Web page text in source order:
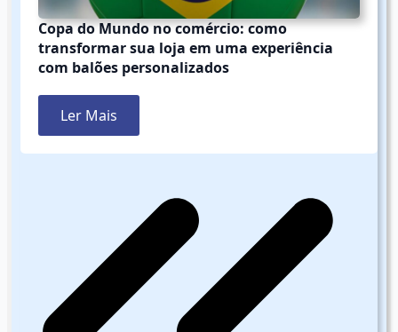
Copa do Mundo no comércio: como
transformar sua loja em uma experiência
com balões personalizados
Ler Mais